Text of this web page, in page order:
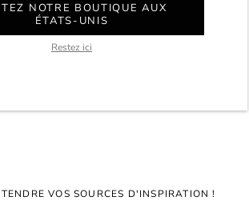
VOS SOURCES D'INSPIRATION !
NOTRE BOUTIQUE AUX
ÉTATS-UNIS
Restez ici